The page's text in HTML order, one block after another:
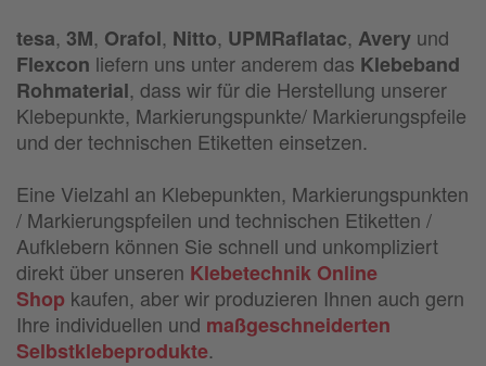
tesa, 3M, Orafol, Nitto, UPMRaflatac, Avery und
Flexcon liefern uns unter anderem das Klebeband
Rohmaterial, dass wir für die Herstellung unserer
Klebepunkte, Markierungspunkte/ Markierungspfeile
und der technischen Etiketten einsetzen.
Eine Vielzahl an Klebepunkten, Markierungspunkten
/ Markierungspfeilen und technischen Etiketten /
Aufklebern können Sie schnell und unkompliziert
direkt über unseren Klebetechnik Online
Shop kaufen, aber wir produzieren Ihnen auch gern
Ihre individuellen und maßgeschneiderten
Selbstklebeprodukte.